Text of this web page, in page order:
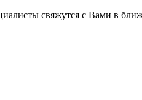
свяжутся с Вами в